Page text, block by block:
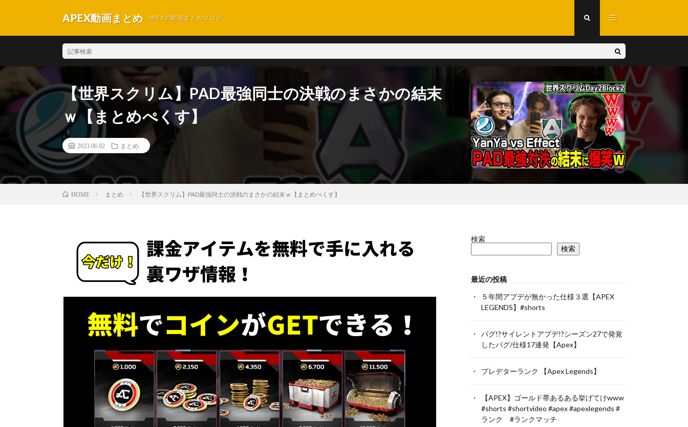
APEX動画まとめ APEXの動画まとめブログ
【世界スクリム】PAD最強同士の決戦のまさかの結末
ｗ【まとめぺくす】
2023.06.02 まとめ
HOME まとめ 【世界スクリム】PAD最強同士の決戦のまさかの結末ｗ【まとめぺくす】
検索
検索
最近の投稿
５年間アプデが無かった仕様３選【APEX
LEGENDS】#shorts
バグ!?サイレントアプデ!?シーズン27で発覚
したバグ/仕様17連発【Apex】
プレデターランク 【Apex Legends】
【APEX】ゴールド帯あるある挙げてけwww
#shorts #shortvideo #apex #apexlegends #
ランク #ランクマッチ